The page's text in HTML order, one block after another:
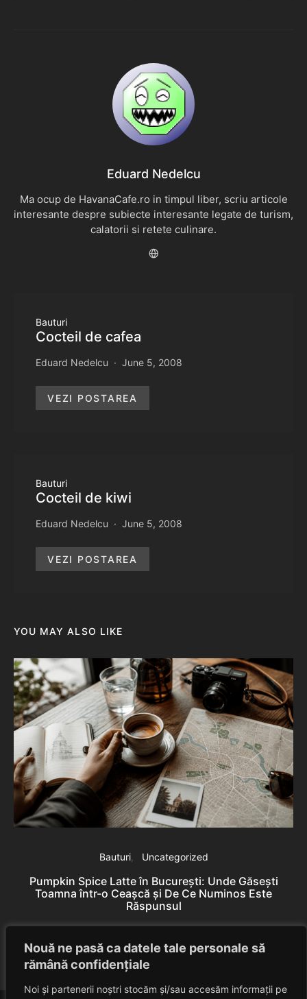
Nouă ne pasă ca datele tale personale să
rămână confidențiale
Noi și partenerii noștri stocăm și/sau accesăm informații pe
Eduard Nedelcu
Ma ocup de HavanaCafe.ro in timpul liber, scriu articole
interesante despre subiecte interesante legate de turism,
calatorii si retete culinare.
Bauturi
Cocteil de cafea
Eduard Nedelcu June 5, 2008
VEZI POSTAREA
Bauturi
Cocteil de kiwi
Eduard Nedelcu June 5, 2008
VEZI POSTAREA
YOU MAY ALSO LIKE
Bauturi Uncategorized
Pumpkin Spice Latte în București: Unde Găsești
Toamna într-o Ceașcă și De Ce Numinos Este
Răspunsul
Eduard Nedelcu June 10, 2026